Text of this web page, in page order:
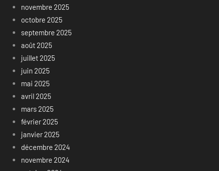
novembre 2025
octobre 2025
septembre 2025
août 2025
juillet 2025
juin 2025
mai 2025
avril 2025
mars 2025
février 2025
janvier 2025
décembre 2024
novembre 2024